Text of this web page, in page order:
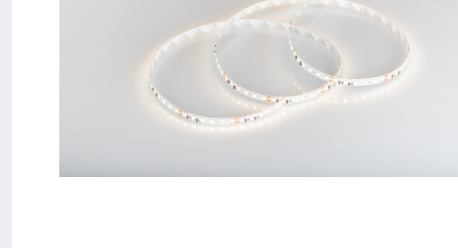
BL Shine XConfig
BL Shine XConfig - Sie stellen Ihr Produkt nach Ihren Wünschen zusammen